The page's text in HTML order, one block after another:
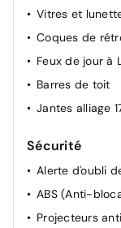
Vitres et
Coques de
Feux de jour à
Barres de toit
Jantes alliage
Sécurité
Alerte d'oubli
ABS (Anti-
Projecteurs